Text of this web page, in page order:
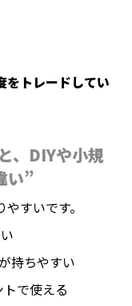
をトレードしてい
、DIYや小規
い”
すいです。
持ちやすい
で使える